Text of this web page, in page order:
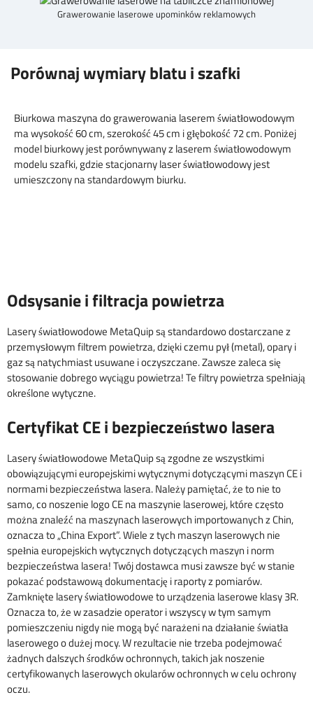
Grawerowanie laserowe upominków reklamowych
Porównaj wymiary blatu i szafki
Biurkowa maszyna do grawerowania laserem światłowodowym
ma wysokość 60 cm, szerokość 45 cm i głębokość 72 cm. Poniżej
model biurkowy jest porównywany z laserem światłowodowym
modelu szafki, gdzie stacjonarny laser światłowodowy jest
umieszczony na standardowym biurku.
Odsysanie i filtracja powietrza
Lasery światłowodowe MetaQuip są standardowo dostarczane z
przemysłowym filtrem powietrza, dzięki czemu pył (metal), opary i
gaz są natychmiast usuwane i oczyszczane. Zawsze zaleca się
stosowanie dobrego wyciągu powietrza! Te filtry powietrza spełniają
określone wytyczne.
Certyfikat CE i bezpieczeństwo lasera
Lasery światłowodowe MetaQuip są zgodne ze wszystkimi
obowiązującymi europejskimi wytycznymi dotyczącymi maszyn CE i
normami bezpieczeństwa lasera. Należy pamiętać, że to nie to
samo, co noszenie logo CE na maszynie laserowej, które często
można znaleźć na maszynach laserowych importowanych z Chin,
oznacza to „China Export”. Wiele z tych maszyn laserowych nie
spełnia europejskich wytycznych dotyczących maszyn i norm
bezpieczeństwa lasera! Twój dostawca musi zawsze być w stanie
pokazać podstawową dokumentację i raporty z pomiarów.
Zamknięte lasery światłowodowe to urządzenia laserowe klasy 3R.
Oznacza to, że w zasadzie operator i wszyscy w tym samym
pomieszczeniu nigdy nie mogą być narażeni na działanie światła
laserowego o dużej mocy. W rezultacie nie trzeba podejmować
żadnych dalszych środków ochronnych, takich jak noszenie
certyfikowanych laserowych okularów ochronnych w celu ochrony
oczu.